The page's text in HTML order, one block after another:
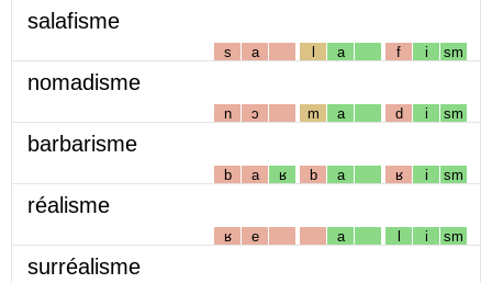
salafisme
s a l a f i sm
nomadisme
n ɔ m a d i sm
barbarisme
b a ʁ b a ʁ i sm
réalisme
ʁ e a l i sm
surréalisme